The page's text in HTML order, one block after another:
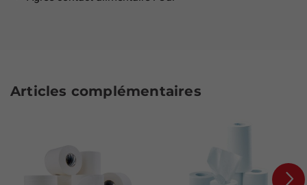
Articles complémentaires